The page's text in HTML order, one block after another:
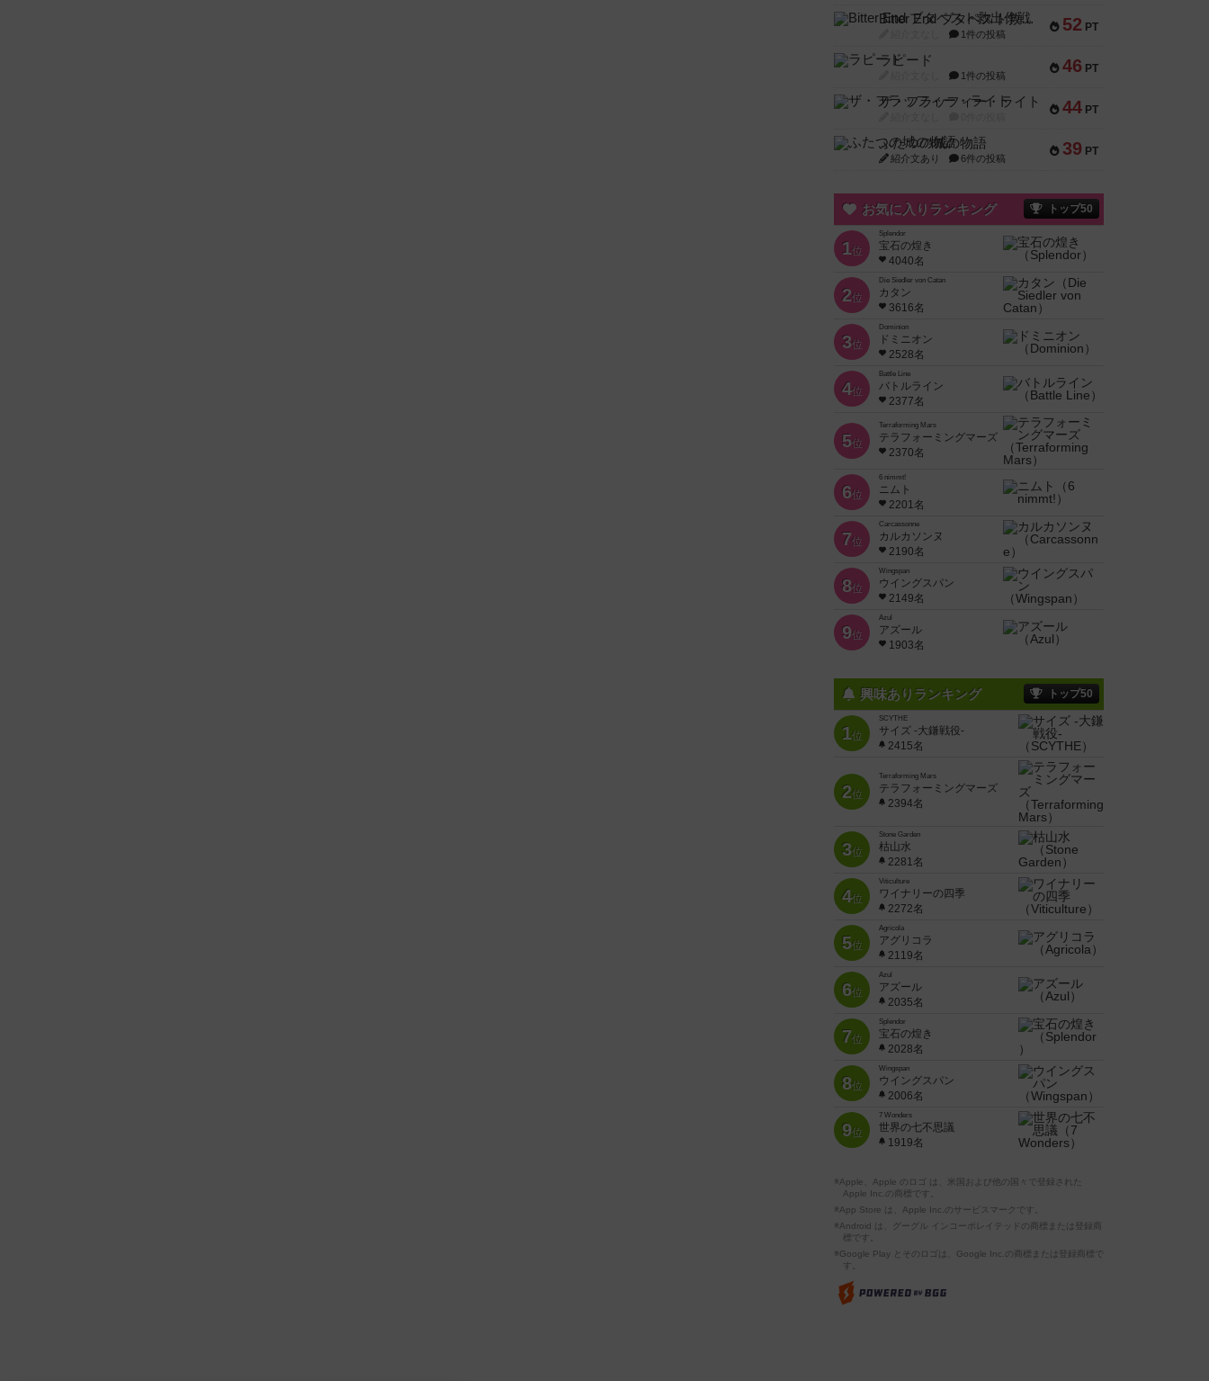
52 PT
Bitter End ブタペスト救出作戦
1件の投稿
46 PT
ラピード
1件の投稿
44 PT
ザ・フラッフィー・ライト
39 PT
ふたつの城の物語
紹介文あり 6件の投稿
お気に入りランキング トップ50
1位
Splendor
宝石の煌き
4040名
2位
Die Siedler von Catan
カタン
3616名
3位
Dominion
ドミニオン
2528名
4位
Battle Line
バトルライン
2377名
5位
Terraforming Mars
テラフォーミングマーズ
2370名
6位
6 nimmt!
ニムト
2201名
7位
Carcassonne
カルカソンヌ
2190名
8位
Wingspan
ウイングスパン
2149名
9位
Azul
アズール
1903名
興味ありランキング トップ50
1位
SCYTHE
サイズ -大鎌戦役-
2415名
2位
Terraforming Mars
テラフォーミングマーズ
2394名
3位
Stone Garden
枯山水
2281名
4位
Viticulture
ワイナリーの四季
2272名
5位
Agricola
アグリコラ
2119名
6位
Azul
アズール
2035名
7位
Splendor
宝石の煌き
2028名
8位
Wingspan
ウイングスパン
2006名
9位
7 Wonders
世界の七不思議
1919名
※Apple、Apple のロゴ は、米国および他の国々で登録された
Apple Inc.の商標です。
※App Store は、Apple Inc.のサービスマークです。
※Android は、グーグル インコーポレイテッドの商標または登録商
標です。
※Google Play とそのロゴは、Google Inc.の商標または登録商標で
す。